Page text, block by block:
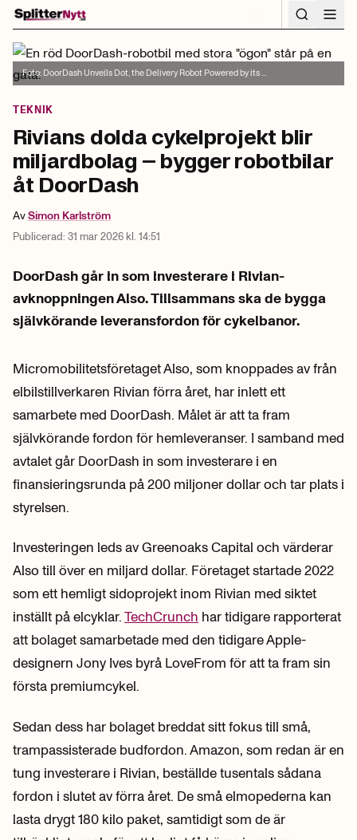
Hoppa till innehåll
Foto: DoorDash Unveils Dot, the Delivery Robot Powered by its ...
TEKNIK
Rivians dolda cykelprojekt blir
miljardbolag – bygger robotbilar
åt DoorDash
AvSimon Karlström
Publicerad: 31 mar 2026 kl. 14:51
DoorDash går in som investerare i Rivian-
avknoppningen Also. Tillsammans ska de bygga
självkörande leveransfordon för cykelbanor.
Micromobilitetsföretaget Also, som knoppades av från
elbilstillverkaren Rivian förra året, har inlett ett
samarbete med DoorDash. Målet är att ta fram
självkörande fordon för hemleveranser. I samband med
avtalet går DoorDash in som investerare i en
finansieringsrunda på 200 miljoner dollar och tar plats i
styrelsen.
Investeringen leds av Greenoaks Capital och värderar
Also till över en miljard dollar. Företaget startade 2022
som ett hemligt sidoprojekt inom Rivian med siktet
inställt på elcyklar. TechCrunch har tidigare rapporterat
att bolaget samarbetade med den tidigare Apple-
designern Jony Ives byrå LoveFrom för att ta fram sin
första premiumcykel.
Sedan dess har bolaget breddat sitt fokus till små,
trampassisterade budfordon. Amazon, som redan är en
tung investerare i Rivian, beställde tusentals sådana
fordon i slutet av förra året. De små elmopederna kan
lasta drygt 180 kilo paket, samtidigt som de är